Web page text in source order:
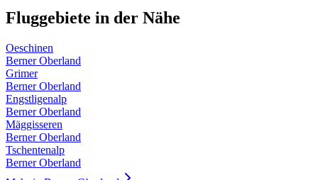
Fluggebiete in der Nähe
Oeschinen
Berner Oberland
Grimer
Berner Oberland
Engstligenalp
Berner Oberland
Mäggisseren
Berner Oberland
Tschentenalp
Berner Oberland